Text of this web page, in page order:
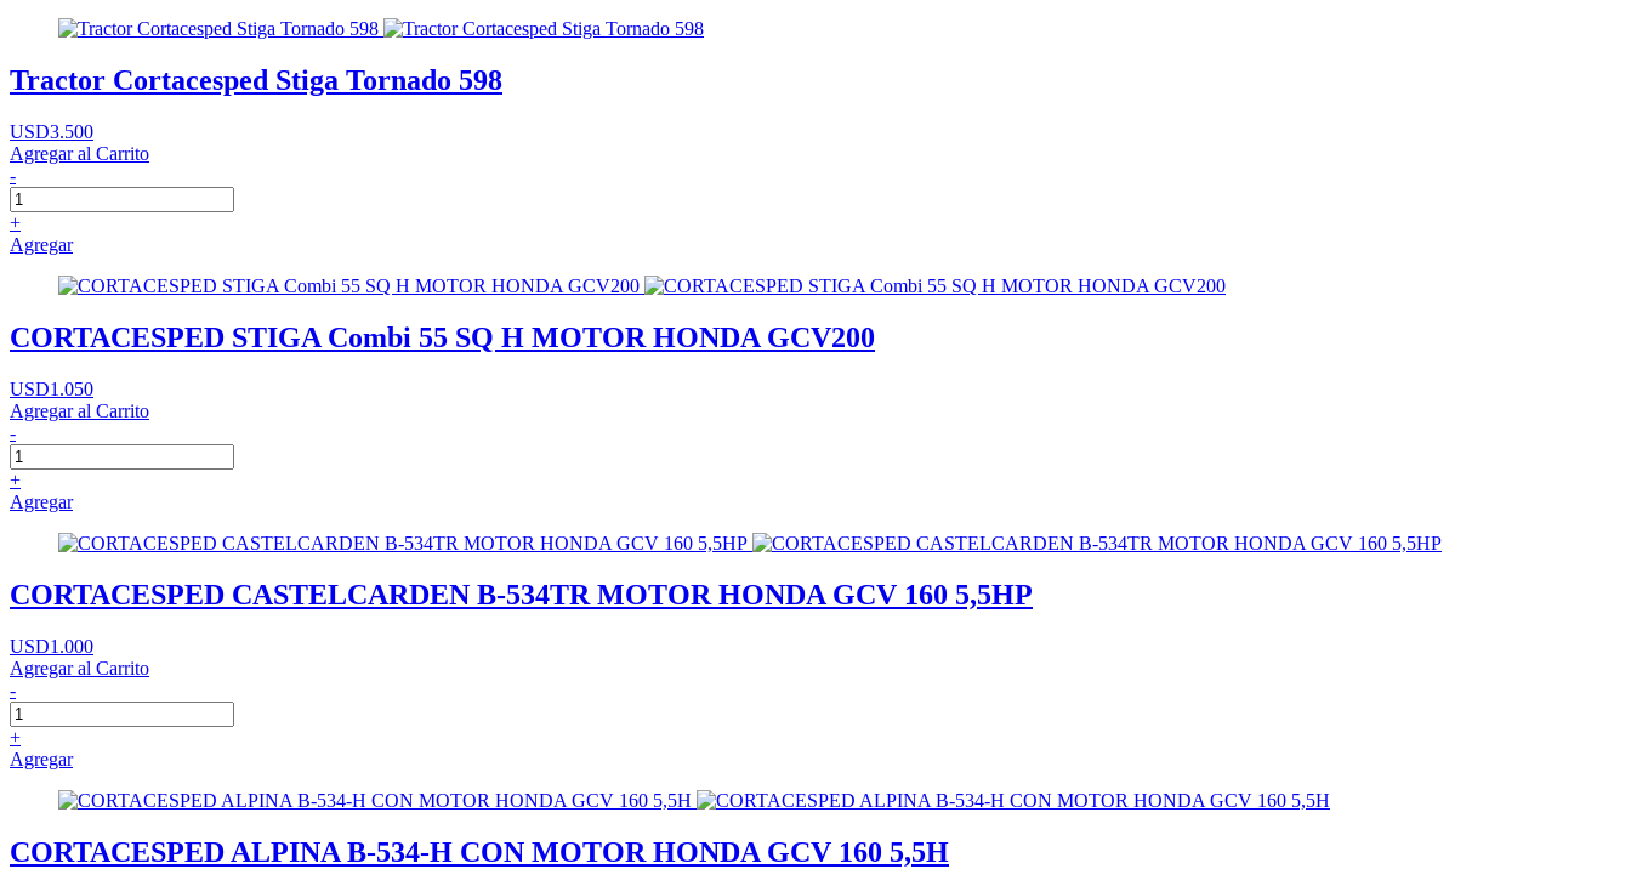
Tractor Cortacesped Stiga Tornado 598
USD3.500
Agregar al Carrito
-
+
Agregar
CORTACESPED STIGA Combi 55 SQ H MOTOR HONDA GCV200
USD1.050
Agregar al Carrito
-
+
Agregar
CORTACESPED CASTELCARDEN B-534TR MOTOR HONDA GCV 160 5,5HP
USD1.000
Agregar al Carrito
-
+
Agregar
CORTACESPED ALPINA B-534-H CON MOTOR HONDA GCV 160 5,5H